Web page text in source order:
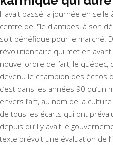
Il avait passé la journée en selle
centre de l'île d'antibes, à son
soit bénéfique pour le marché.
révolutionnaire qui met en
nouvel ordre de l’art, le
devenu le champion des échos
c’est dans les années 90
envers l’art, au nom de la
de tous les écarts qui ont
depuis qu’il y avait le
texte prévoit une évaluation de